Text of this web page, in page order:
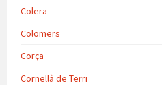
Colera
Colomers
Corça
Cornellà de Terri